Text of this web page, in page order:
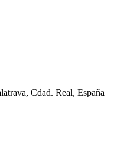
Cdad. Real, España